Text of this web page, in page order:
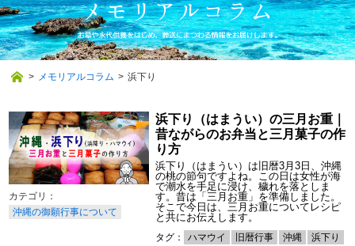
> メモリアルコラム > 浜下り
沖縄の御願行事について
浜下り（はまうい）の三月お重｜
昔ながらのお弁当と三月菓子の作
り方
浜下り（はまうい）は旧暦3月3日、沖縄
の桃の節句ですよね。この日は女性が海
で潮水を手足に浸け、穢れを落としま
す。昔は「三月お重」を準備しました。
そこで今日は、三月お重についてレシピ
と共にお伝えします。
タグ： ハマウイ 旧暦行事 沖縄 浜下り